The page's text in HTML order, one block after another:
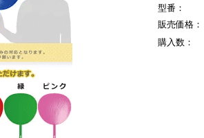
型番：
販売価格：
購入数：